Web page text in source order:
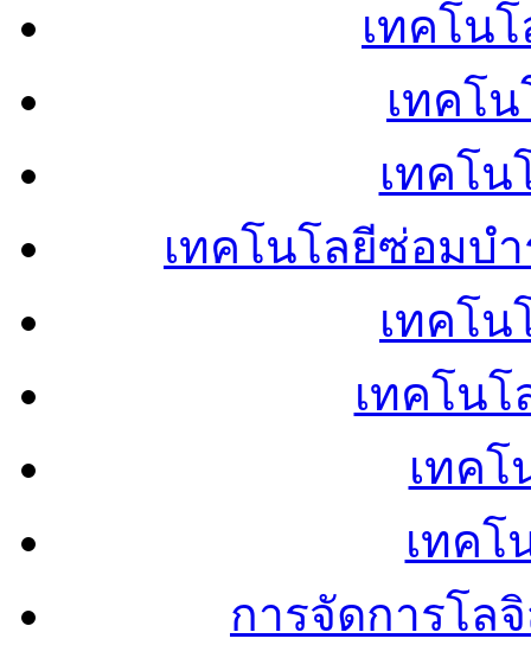
เทคโน
เทคโ
เทคโน
เทคโนโลยีซ่อมบ
เทคโน
เทคโน
เทคโ
เทคโ
การจัดการโล